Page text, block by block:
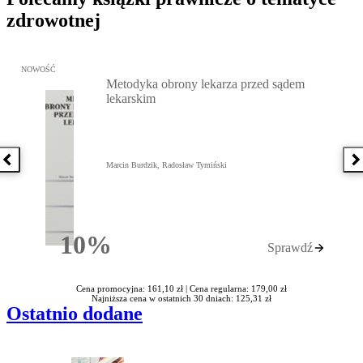
zdrowotnej
Poprzednia książka
Przejdź do: Metodyka obrony lekarza przed sądem lekarskim,
NOWOŚĆ
10%Rabatu
Metodyka obrony lekarza przed sądem
lekarskim
Marcin Burdzik, Radosław Tymiński
Sprawdź
Cena promocyjna: 161,10 zł | Cena regularna: 179,00 zł
Najniższa cena w ostatnich 30 dniach: 125,31 zł
Ostatnio dodane